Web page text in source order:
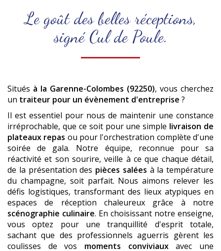
Le goût des belles réceptions,
signé Cul de Poule.
Situés à la Garenne-Colombes (92250), vous cherchez
un traiteur pour un évènement d'entreprise ?
Il est essentiel pour nous de maintenir une constance
irréprochable, que ce soit pour une simple livraison de
plateaux repas ou pour l'orchestration complète d'une
soirée de gala. Notre équipe, reconnue pour sa
réactivité et son sourire, veille à ce que chaque détail,
de la présentation des pièces salées à la température
du champagne, soit parfait. Nous aimons relever les
défis logistiques, transformant des lieux atypiques en
espaces de réception chaleureux grâce à notre
scénographie culinaire. En choisissant notre enseigne,
vous optez pour une tranquillité d'esprit totale,
sachant que des professionnels aguerris gèrent les
coulisses de vos moments conviviauxavec une